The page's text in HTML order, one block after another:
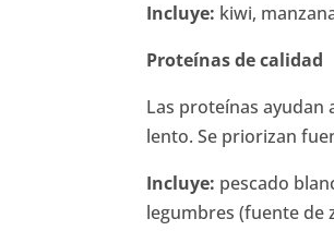
Incluye: kiwi,
Proteínas de calidad
Las proteínas ayudan
lento. Se priorizan
Incluye: pescado
legumbres (fuente de